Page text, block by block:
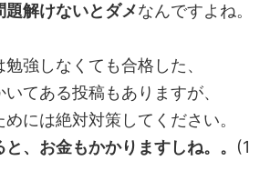
題解けないとダメなんですよね。
強しなくても合格した、
てある投稿もありますが、
には絶対対策してください。
、お金もかかりますしね。。 (1